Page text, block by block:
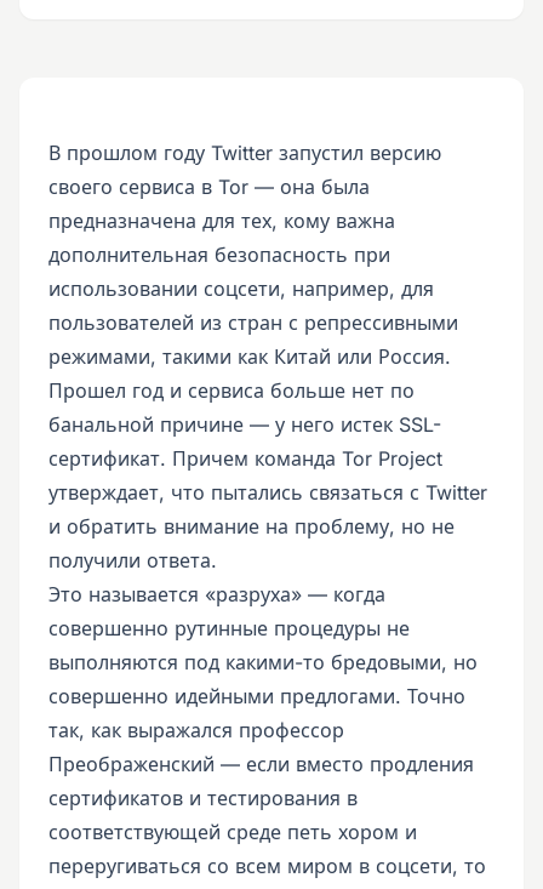
В прошлом году Twitter запустил версию
своего сервиса в Tor — она была
предназначена для тех, кому важна
дополнительная безопасность при
использовании соцсети, например, для
пользователей из стран с репрессивными
режимами, такими как Китай или Россия.
Прошел год и сервиса больше нет по
банальной причине — у него истек SSL-
сертификат. Причем команда Tor Project
утверждает, что пытались связаться с Twitter
и обратить внимание на проблему, но не
получили ответа.
Это называется «разруха» — когда
совершенно рутинные процедуры не
выполняются под какими-то бредовыми, но
совершенно идейными предлогами. Точно
так, как выражался профессор
Преображенский — если вместо продления
сертификатов и тестирования в
соответствующей среде петь хором и
переругиваться со всем миром в соцсети, то